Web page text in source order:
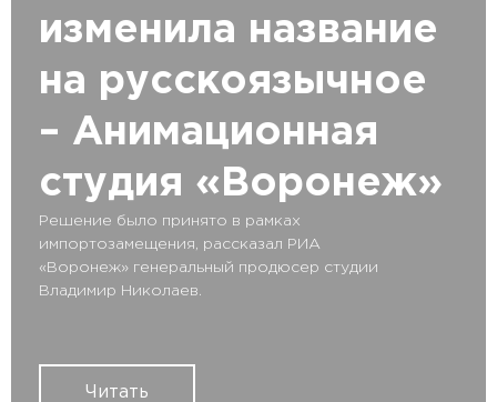
изменила название
на русскоязычное
– Анимационная
студия «Воронеж»
Решение было принято в рамках
импортозамещения, рассказал РИА
«Воронеж» генеральный продюсер студии
Владимир Николаев.
Читать